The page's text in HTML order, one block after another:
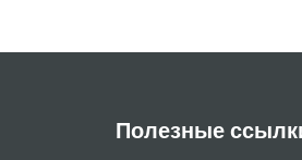
Полезные